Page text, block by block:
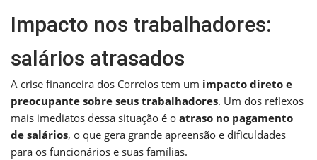
Impacto nos trabalhadores:
salários atrasados
A crise financeira dos Correios tem um impacto direto e
preocupante sobre seus trabalhadores. Um dos reflexos
mais imediatos dessa situação é o atraso no pagamento
de salários, o que gera grande apreensão e dificuldades
para os funcionários e suas famílias.